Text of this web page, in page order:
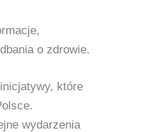
o zdrowie.
które
wydarzenia